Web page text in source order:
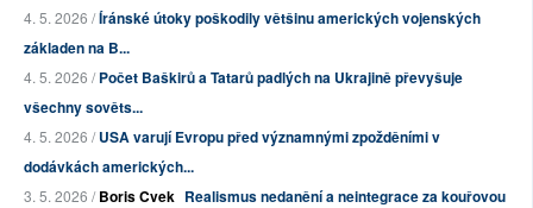
4. 5. 2026 /Íránské útoky poškodily většinu amerických vojenských
základen na B...
4. 5. 2026 /Počet Baškirů a Tatarů padlých na Ukrajině převyšuje
všechny sověts...
4. 5. 2026 /USA varují Evropu před významnými zpožděními v
dodávkách amerických...
3. 5. 2026 /Boris Cvek Realismus nedanění a neintegrace za kouřovou